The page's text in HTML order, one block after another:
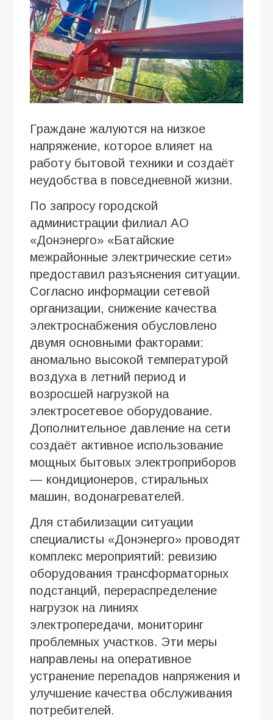
Граждане жалуются на низкое
напряжение, которое влияет на
работу бытовой техники и создаёт
неудобства в повседневной жизни.
По запросу городской
администрации филиал АО
«Донэнерго» «Батайские
межрайонные электрические сети»
предоставил разъяснения ситуации.
Согласно информации сетевой
организации, снижение качества
электроснабжения обусловлено
двумя основными факторами:
аномально высокой температурой
воздуха в летний период и
возросшей нагрузкой на
электросетевое оборудование.
Дополнительное давление на сети
создаёт активное использование
мощных бытовых электроприборов
— кондиционеров, стиральных
машин, водонагревателей.
Для стабилизации ситуации
специалисты «Донэнерго» проводят
комплекс мероприятий: ревизию
оборудования трансформаторных
подстанций, перераспределение
нагрузок на линиях
электропередачи, мониторинг
проблемных участков. Эти меры
направлены на оперативное
устранение перепадов напряжения и
улучшение качества обслуживания
потребителей.